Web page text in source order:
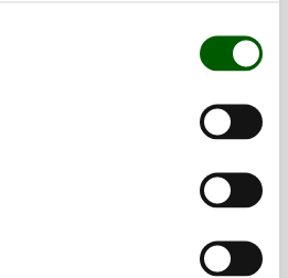
en doktorsavhandling om
riktats mot
Jag har arbetat som